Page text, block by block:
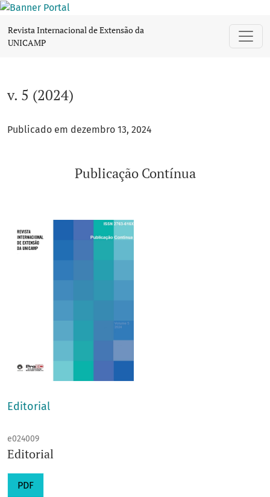
Revista Internacional de Extensão da
UNICAMP
v. 5 (2024)
Publicado em dezembro 13, 2024
Publicação Contínua
Editorial
e024009
Editorial
PDF